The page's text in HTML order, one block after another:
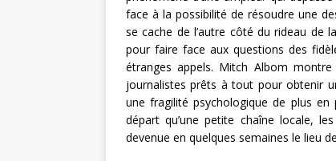
face à la possibilité de résoudre une
se cache de l’autre côté du rideau de
pour faire face aux questions des
étranges appels. Mitch Albom
journalistes prêts à tout pour obtenir
une fragilité psychologique de plus en
départ qu’une petite chaîne locale,
devenue en quelques semaines le lieu